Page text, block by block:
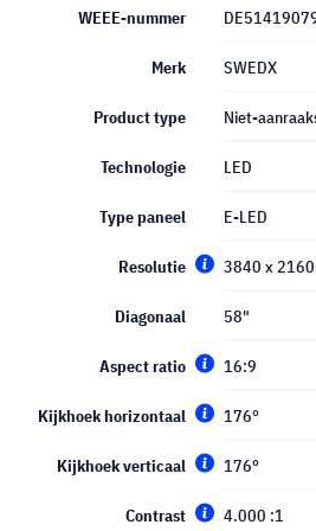
WEEE-nummer
Merk SWEDX
Product type Niet-
Technologie LED
Type paneel E-LED
Resolutie 3840 x 2160
Diagonaal 58"
Aspect ratio 16:9
Kijkhoek horizontaal 176°
Kijkhoek verticaal 176°
Contrast 4.000 :1